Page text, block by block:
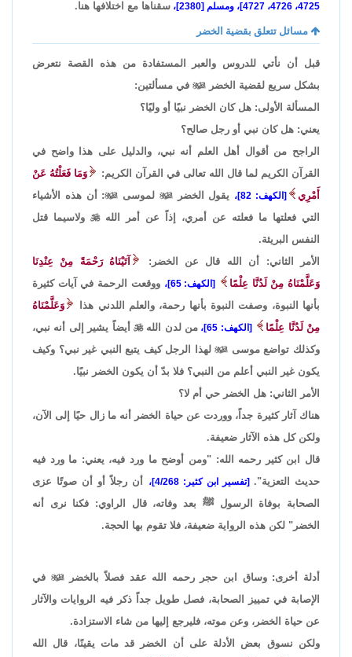
4725، 4726، 4727]، ومسلم [2380]، سقناها مع اختلافها هنا.
مسائل تتعلق بقضية الخضر
قبل أن نأتي للدروس والعبر المستفادة من هذه القصة نتعرض
بشكل سريع لقضية الخضر  في مسألتين:
المسألة الأولى: هل كان الخضر نبيًا أو وليًا؟
يعني: هل كان نبي أو رجل صالح؟
الراجح من أقوال أهل العلم أنه نبي، والدليل على هذا واضح في
القرآن الكريم لما قال الله تعالى في القرآن الكريم:
وَمَا فَعَلْتُهُ عَنْ
أَمْرِي
[الكهف: 82]، يقول الخضر لموسى : أن هذه الأشياء
التي فعلتها ما فعلته عن أمري، إذاً عن أمر الله ولاسيما قتل
النفس البريئة.
الأمر الثاني: أن الله قال عن الخضر:
آتَيْنَاهُ رَحْمَةً مِنْ عِنْدِنَا
وَعَلَّمْنَاهُ مِنْ لَدُنَّا عِلْمًا
[الكهف: 65]،
ووقعت الرحمة في آيات كثيرة
بأنها النبوة، وصفت النبوة بأنها رحمة، والعلم اللدني هذا
وَعَلَّمْنَاهُ
مِنْ لَدُنَّا عِلْمًا
[الكهف: 65]، من لدن الله أيضاً يشير إلى أنه نبي،
وكذلك تواضع موسى لهذا الرجل كيف يتبع النبي غير نبي؟ وكيف
يكون غير النبي أعلم من النبي؟ فلا بدّ أن يكون الخضر نبيًا.
الأمر الثاني: هل الخضر حي أم لا؟
هناك آثار كثيرة جداً، ووردت عن حياة الخضر أنه ما زال حيًا إلى الآن،
ولكن كل هذه الآثار ضعيفة.
قال ابن كثير رحمه الله: "ومن أوضح ما ورد فيه، يعني: ما ورد فيه
حديث التعزية". [تفسير ابن كثير: 4/268]،
أن رجلاً أو أن صوتًا عزى
الصحابة بوفاة الرسول ﷺ بعد وفاته، قال الراوي: فكنا نرى أنه
الخضر" لكن هذه الرواية ضعيفة، فلا تقوم بها الحجة.
أدلة أخرى: وساق ابن حجر رحمه الله عقد فصلاً بالخضر في
الإصابة في تمييز الصحابة، فصل طويل جداً ذكر فيه الروايات والآثار
عن حياة الخضر، وعن موته، فليرجع إليها من شاء الاستزادة.
ولكن نسوق بعض الأدلة على أن الخضر قد مات يقينًا، قال الله